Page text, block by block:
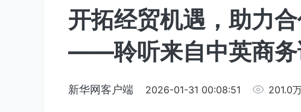
开拓经贸机遇，助力
——聆听来自中英商务
新华网客户端 2026-01-31 00:08:51 201.0